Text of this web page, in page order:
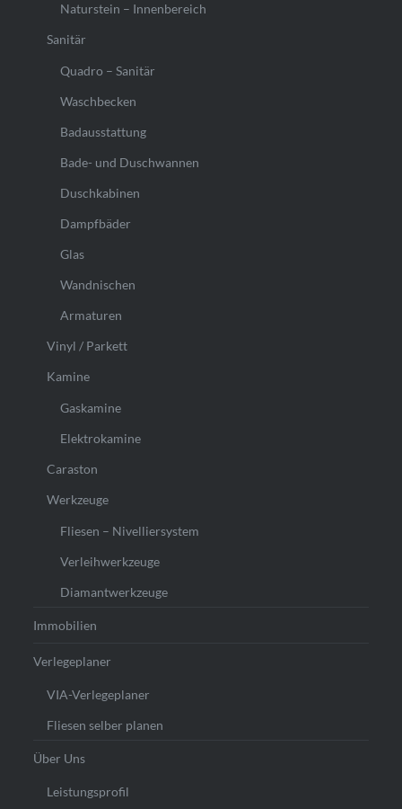
Naturstein – Innenbereich
Sanitär
Quadro – Sanitär
Waschbecken
Badausstattung
Bade- und Duschwannen
Duschkabinen
Dampfbäder
Glas
Wandnischen
Armaturen
Vinyl / Parkett
Kamine
Gaskamine
Elektrokamine
Caraston
Werkzeuge
Fliesen – Nivelliersystem
Verleihwerkzeuge
Diamantwerkzeuge
Immobilien
Verlegeplaner
VIA-Verlegeplaner
Fliesen selber planen
Über Uns
Leistungsprofil